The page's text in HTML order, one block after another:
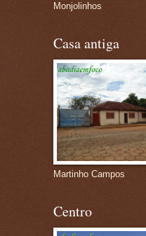
Monjolinhos
Casa antiga
Martinho Campos
Centro